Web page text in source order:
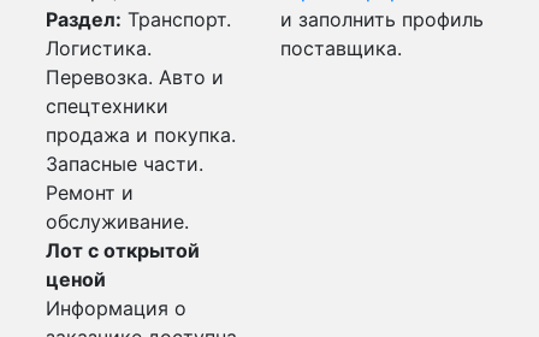
Раздел: Транспорт.
Логистика.
Перевозка. Авто и
спецтехники
продажа и покупка.
Запасные части.
Ремонт и
обслуживание.
Лот с открытой
ценой
Информация о
и заполнить профиль
поставщика.